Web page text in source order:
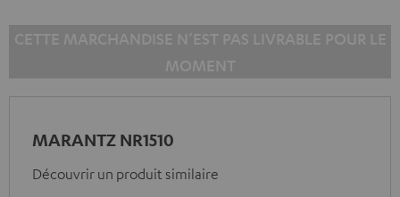
MARANTZ NR1510
Découvrir un produit similaire